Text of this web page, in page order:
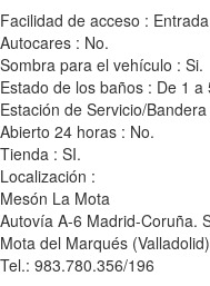
Facilidad de acceso :
Autocares : No.
Sombra para el vehículo : Si.
Estado de los baños : De 1
Estación de Servicio/
Abierto 24 horas : No.
Tienda : SI.
Localización :
Mesón La Mota
Autovía A-6 Madrid-Coruña.
Mota del Marqués (Valladolid)
Tel.: 983.780.356/196